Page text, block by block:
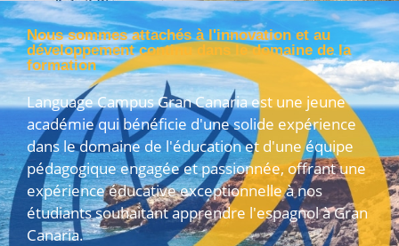
Nous sommes attachés à l'innovation et au
développement continu dans le domaine de la
formation
Language Campus Gran Canaria est une jeune
académie qui bénéficie d'une solide expérience
dans le domaine de l'éducation et d'une équipe
pédagogique engagée et passionnée, offrant une
expérience éducative exceptionnelle à nos
étudiants souhaitant apprendre l'espagnol à Gran
Canaria.